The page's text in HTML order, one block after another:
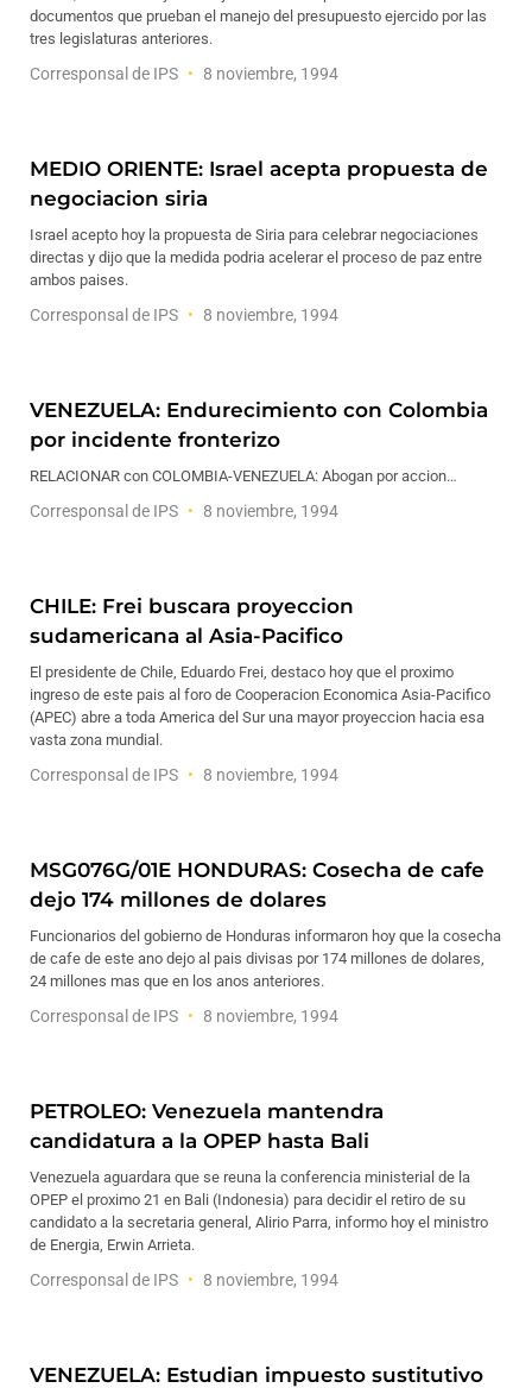
documentos que prueban el manejo del presupuesto ejercido por las
tres legislaturas anteriores.
Corresponsal de IPS 8 noviembre, 1994
MEDIO ORIENTE: Israel acepta propuesta de
negociacion siria
Israel acepto hoy la propuesta de Siria para celebrar negociaciones
directas y dijo que la medida podria acelerar el proceso de paz entre
ambos paises.
Corresponsal de IPS 8 noviembre, 1994
VENEZUELA: Endurecimiento con Colombia
por incidente fronterizo
RELACIONAR con COLOMBIA-VENEZUELA: Abogan por accion…
Corresponsal de IPS 8 noviembre, 1994
CHILE: Frei buscara proyeccion
sudamericana al Asia-Pacifico
El presidente de Chile, Eduardo Frei, destaco hoy que el proximo
ingreso de este pais al foro de Cooperacion Economica Asia-Pacifico
(APEC) abre a toda America del Sur una mayor proyeccion hacia esa
vasta zona mundial.
Corresponsal de IPS 8 noviembre, 1994
MSG076G/01E HONDURAS: Cosecha de cafe
dejo 174 millones de dolares
Funcionarios del gobierno de Honduras informaron hoy que la cosecha
de cafe de este ano dejo al pais divisas por 174 millones de dolares,
24 millones mas que en los anos anteriores.
Corresponsal de IPS 8 noviembre, 1994
PETROLEO: Venezuela mantendra
candidatura a la OPEP hasta Bali
Venezuela aguardara que se reuna la conferencia ministerial de la
OPEP el proximo 21 en Bali (Indonesia) para decidir el retiro de su
candidato a la secretaria general, Alirio Parra, informo hoy el ministro
de Energia, Erwin Arrieta.
Corresponsal de IPS 8 noviembre, 1994
VENEZUELA: Estudian impuesto sustitutivo